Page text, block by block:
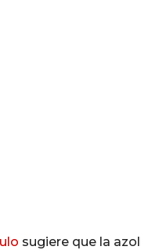
sugiere que la